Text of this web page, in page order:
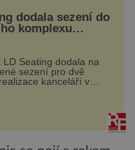
dodala sezení do
komplexu
v Salfordu
LD Seating dodala na
sezení pro dvě
kanceláří v
v anglickém
Tower. Komplex